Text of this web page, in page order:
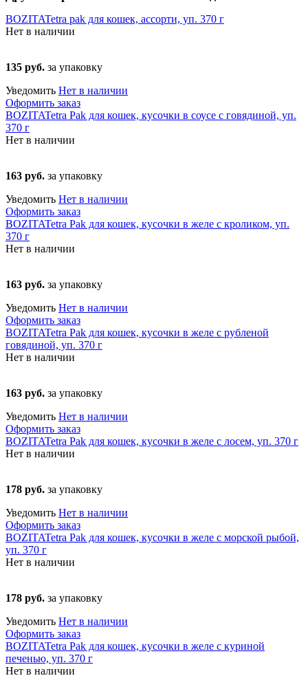
BOZITATetra pak для кошек, ассорти, уп. 370 г
Нет в наличии
135 руб. за упаковку
Уведомить Нет в наличии
Оформить заказ
BOZITATetra Pak для кошек, кусочки в соусе с говядиной, уп.
370 г
Нет в наличии
163 руб. за упаковку
Уведомить Нет в наличии
Оформить заказ
BOZITATetra Pak для кошек, кусочки в желе с кроликом, уп.
370 г
Нет в наличии
163 руб. за упаковку
Уведомить Нет в наличии
Оформить заказ
BOZITATetra Pak для кошек, кусочки в желе с рубленой
говядиной, уп. 370 г
Нет в наличии
163 руб. за упаковку
Уведомить Нет в наличии
Оформить заказ
BOZITATetra Pak для кошек, кусочки в желе с лосем, уп. 370 г
Нет в наличии
178 руб. за упаковку
Уведомить Нет в наличии
Оформить заказ
BOZITATetra Pak для кошек, кусочки в желе с морской рыбой,
уп. 370 г
Нет в наличии
178 руб. за упаковку
Уведомить Нет в наличии
Оформить заказ
BOZITATetra Pak для кошек, кусочки в желе с куриной
печенью, уп. 370 г
Нет в наличии